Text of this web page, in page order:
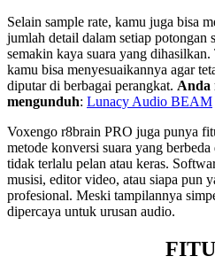
Selain sample rate, kamu juga bisa
jumlah detail dalam setiap potongan
semakin kaya suara yang
kamu bisa menyesuaikannya agar
diputar di berbagai perangkat. Anda
mengunduh: Lunacy Audio BEAM
Voxengo r8brain PRO juga punya
metode konversi suara yang
tidak terlalu pelan atau keras.
musisi, editor video, atau siapa pun
profesional. Meski tampilannya
dipercaya untuk urusan audio.